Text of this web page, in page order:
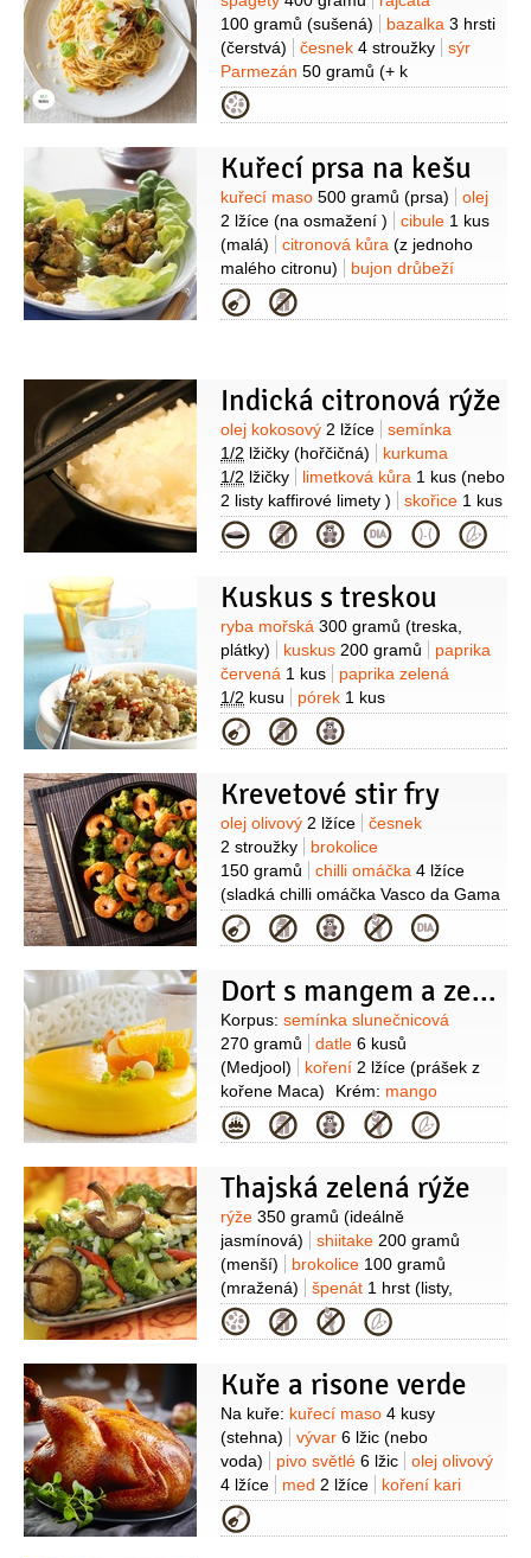
namočené)
Náplň: houby
600 gramů
(žampiony, portobello, hlíva)
100 gramů (sušená) bazalka 3 hrsti
(čerstvá)
česnek 4 stroužky
sýr
Parmezán 50 gramů (+ k
podávání)
50 gramů
olej olivový
Kategorie
Kuřecí prsa na kešu
Suroviny
kuřecí maso 500 gramů (prsa)
olej
2 lžíce (na osmažení ) cibule 1 kus
(malá)
citronová kůra (z jednoho
malého citronu)
bujon drůbeží
200 mililitrů
3 lžíce
ořechy kešu1 hrst
moučka
Kategorie
Indická citronová rýže
Suroviny
olej kokosový 2 lžíce
semínka
1/2 lžičky (hořčičná)
kurkuma
1/2 lžičky limetková kůra 1 kus (nebo
2 listy kaffirové limety )
skořice 1 kus
(svitek)
paprika chilli1/2
lžičky
(drcené malá)
zázvor1/2lžičky
2 kusy
rýže 2,5 šálku (vařená)
Kategorie
Kuskus s treskou
Suroviny
ryba mořská 300 gramů (treska,
plátky)
kuskus 200 gramů
paprika
červená 1 kus
paprika zelená
1/2 kusu pórek 1 kus
(očištěný)
cibule
80 gramů (sušené)
ořechy kešu
Kategorie
Krevetové stir fry
Suroviny
olej olivový 2 lžíce
česnek
2 stroužky
brokolice
150 gramů
chilli omáčka 4 lžíce
(sladká chilli omáčka Vasco da Gama
Hamé )
ořechy kešu1 hrst
(kousek)
krevety200 gramů
150 gramů
limetka1,5 kusu
Kategorie
Dort s mangem a zeleným ječmenem
Suroviny
Korpus: semínka slunečnicová
270 gramů
datle 6 kusů
(Medjool)
koření 2 lžíce (prášek z
kořene Maca)
Krém: mango
2 kusy
ořechy kešu
250 gramů
kakaové máslo
citronu)
šťáva limetková (z 1/2
limetky)
sirup z agáve4 lžíce
6 lžiček
(zelený ječmen v
prášku)
ořechy pistáciové 1 hrst
ozdobu)
Kategorie
Thajská zelená rýže
Suroviny
rýže 350 gramů (ideálně
jasmínová)
shiitake 200 gramů
(menší)
brokolice 100 gramů
(mražená)
špenát 1 hrst (listy,
čerstvé nebo mražené)
mléko50 gramů
paprička chilli
40 gramů (nesolené) cibule1 kus
(střední)
zázvor
(čerstvý, oloupaný,
dlouhý 4 cm)
Kategorie
Kuře a risone verde
Suroviny
Na kuře: kuřecí maso 4 kusy
(stehna)
vývar 6 lžic (nebo
voda)
pivo světlé 6 lžic
olej olivový
4 lžíce
med 2 lžíce
koření kari
2 lžičky
1/2lžičky pepř Risone verde: rýže
Kategorie